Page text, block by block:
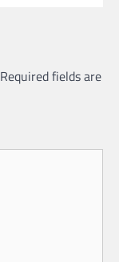
Required fields are